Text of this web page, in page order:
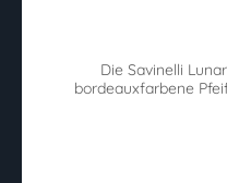
Die Savinelli
bordeauxfarbene